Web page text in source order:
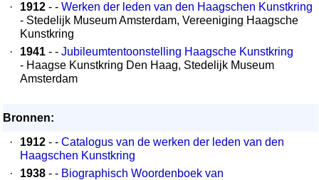
·
1912 - - Werken der leden van den Haagschen Kunstkring
- Stedelijk Museum Amsterdam, Vereeniging Haagsche
Kunstkring
·
1941 - - Jubileumtentoonstelling Haagsche Kunstkring
- Haagse Kunstkring Den Haag, Stedelijk Museum
Amsterdam
Bronnen:
·
1912 - - Catalogus van de werken der leden van den
Haagschen Kunstkring
·
1938 - - Biographisch Woordenboek van